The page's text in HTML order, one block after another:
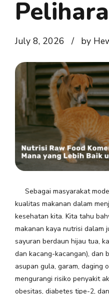
July 8, 2026 by
Sebagai masyarakat
kualitas makanan dalam
kesehatan kita. Kita tahu
makanan kaya nutrisi dalam
sayuran berdaun hijau tua,
dan kacang-kacangan), dan
asupan gula, garam, daging
mengurangi risiko penyakit
obesitas, diabetes tipe-2,